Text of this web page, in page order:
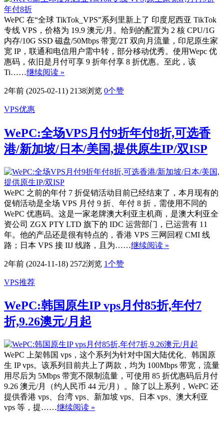
WePC 在“全球 TikTok_VPS”系列里新上了 印度尼西亚 TikTok
专线 VPS，价格为 19.9 澳元/月。给到的配置为 2 核 CPU/1G
内存/10G SSD 磁盘/50Mbps 带宽/2T 双向月流量，印尼原生家
宽 IP，联通和电信用户需中转，部分移动优秀。使用Wepc 优
惠码，依旧是月付可享 9 折年付享 8 折优惠。至此，该
Ti……继续阅读 »
2年前 (2025-02-11) 2138浏览 0个赞
VPS优惠
WePC:全场VPS月付9折年付8折,可选香
港/新加坡/日本/美国,提供原生IP/双ISP
WePC 之前的年付 7 折促销活动目前已经结束了，本月现有的
促销活动是全场 VPS 月付 9 折、年付 8 折，需使用不同的
WePC 优惠码。这是一家老牌澳大利亚主机商，是澳大利亚全
资公司 ZGX PTY LTD 旗下的 IDC 运营部门，已运营有 11
年。他的产品还是很有特点的，香港 VPS 三网回程 CMI 线
路；日本 VPS 接 IIJ 线路，且为……继续阅读 »
2年前 (2024-11-18) 2572浏览 1个赞
VPS推荐
WePC:韩国原生IP vps月付85折,年付7
折,9.26澳元/月起
WePC 上架韩国 vps，这个系列为针对中国大陆优化、韩国原
生 IP vps。该系列目前共上了两款，均为 100Mbps 带宽，流量
用尽后为 5Mbps 带宽不限制流量，可使用 85 折优惠码后月付
9.26 澳元/月（约人民币 44 元/月）。除了以上系列，WePC 还
提供香港 vps、台湾 vps、新加坡 vps、日本 vps、澳大利亚
vps 等，提……继续阅读 »